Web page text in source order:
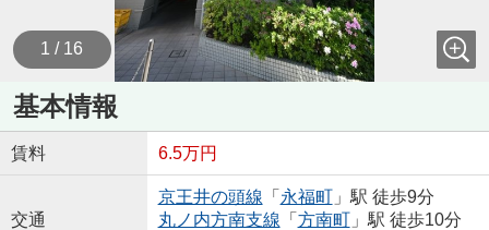
1 / 16
基本情報
賃料 6.5万円
交通
京王井の頭線 「 永福町」駅 徒歩9分
丸ノ内方南支線 「 方南町」駅 徒歩10分